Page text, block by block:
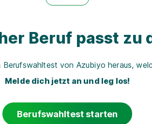
Beruf passt zu
von Azubiyo heraus,
Melde dich jetzt an und leg los!
Berufswahltest starten